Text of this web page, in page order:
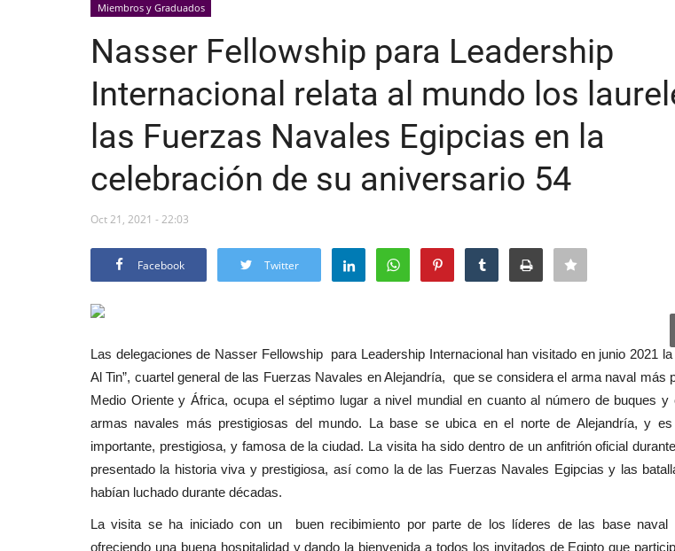
Miembros y Graduados
Nasser Fellowship para Leadership
Internacional relata al mundo los
las Fuerzas Navales Egipcias en la
celebración de su aniversario 54
Oct 21, 2021 - 22:03
Facebook Twitter
Las delegaciones de Nasser Fellowship para Leadership Internacional han visitado en junio 2021 la
Al Tin”, cuartel general de las Fuerzas Navales en Alejandría, que se considera el arma naval más
Medio Oriente y África, ocupa el séptimo lugar a nivel mundial en cuanto al número de buques y
armas navales más prestigiosas del mundo. La base se ubica en el norte de Alejandría, y
importante, prestigiosa, y famosa de la ciudad. La visita ha sido dentro de un anfitrión oficial
presentado la historia viva y prestigiosa, así como la de las Fuerzas Navales Egipcias y las
habían luchado durante décadas.
La visita se ha iniciado con un buen recibimiento por parte de los líderes de las base naval
ofreciendo una buena hospitalidad y dando la bienvenida a todos los invitados de Egipto que